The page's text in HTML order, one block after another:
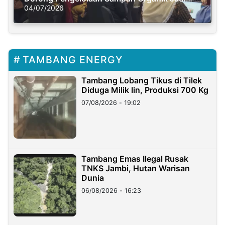
Solusi Krisis Iklim
04/07/2026
TAMBANG ENERGY
Tambang Lobang Tikus di Tilek
Diduga Milik Iin, Produksi 700 Kg
07/08/2026 - 19:02
Tambang Emas Ilegal Rusak
TNKS Jambi, Hutan Warisan
Dunia
06/08/2026 - 16:23